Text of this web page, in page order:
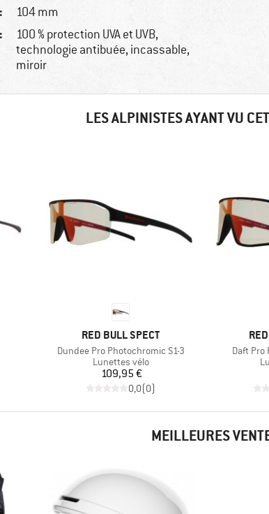
104 mm
100 % protection UVA et UVB,
technologie antibuée, incassable,
miroir
LES ALPINISTES AYANT VU
MARQUE
RED BULL SPECT
Article
Dundee Pro Photochromic S1-3
Product group
Lunettes vélo
Prix
109,95 €
0,0(0)
Article
Daft Pro
MEILLEURES